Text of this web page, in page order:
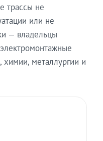
трассы не
или не
— владельцы
химии, металлургии и